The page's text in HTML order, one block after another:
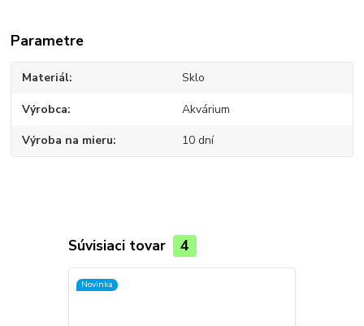
Parametre
Materiál Sklo
Výrobca Akvárium
Výroba na mieru 10 dní
Súvisiaci tovar 4
Novinka